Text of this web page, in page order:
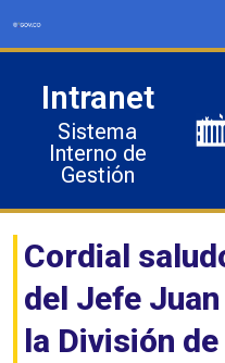
Intranet
Sistema
Interno de
Gestión
Cordial
del Jefe
la División